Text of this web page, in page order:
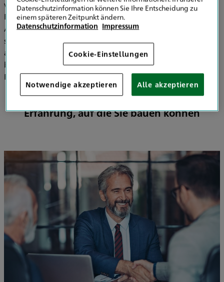
von Steuerberatern, Wirtschaftsprüfern und
Rechtsanwälten besondere Expertise aufweisen. Auch
Angehörige des Heilwesens, Gewerbe- und Privatkunden
sind in der HDI Hauptvertretung Olaf Hundeloh bestens
aufgehoben und werden von mir kompetent sowie fair
beraten und betreut. Überzeugen Sie sich von meiner
Fachkunde.
Erfahrung, auf die Sie bauen können
Datenschutzinformation können Sie Ihre Entscheidung zu
einem späteren Zeitpunkt ändern.
Datenschutzinformation Impressum
Cookie-Einstellungen
Notwendige akzeptieren Alle akzeptieren